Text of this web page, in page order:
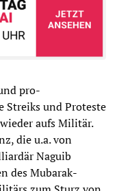
pro-
Streiks und Proteste
aufs Militär.
die u.a. von
Naguib
des Mubarak-